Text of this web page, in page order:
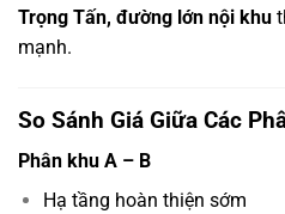
Trọng Tấn, đường lớn nội khu
mạnh.
So Sánh Giá Giữa Các
Phân khu A – B
Hạ tầng hoàn thiện sớm